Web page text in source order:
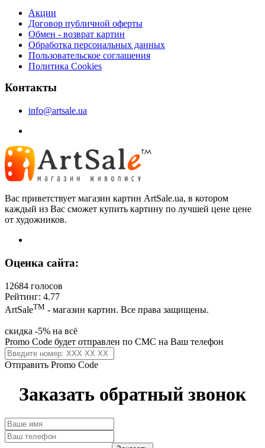
Акции
Договор публичной оферты
Обмен - возврат картин
Обработка персональных данных
Пользовательское соглашения
Политика Cookies
Контакты
info@artsale.ua
Вас приветствует магазин картин ArtSale.ua, в котором
каждый из Вас сможет купить картину по лучшей цене цене
от художников.
Оценка сайта:
12684 голосов
Рейтинг: 4.77
ArtSaleТМ - магазин картин. Все права защищены.
скидка -5% на всё
Promo Code будет отправлен по СМС на Ваш телефон
Отправить Promo Code
Заказать обратный звонок